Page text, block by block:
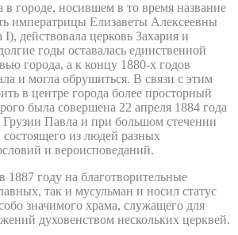
в городе, носившем в то время название
императрицы Елизаветы Алексеевны
действовала церковь Захария и
годы оставалась единственной
города, а к концу 1880-х годов
и могла обрушиться. В связи с этим
в центре города более просторный
была совершена 22 апреля 1884 года
Грузии Павла и при большом стечении
состоящего из людей разных
и вероисповеданий.
1887 году на благотворительные
так и мусульман и носил статус
значимого храма, служащего для
духовенством нескольких церквей.